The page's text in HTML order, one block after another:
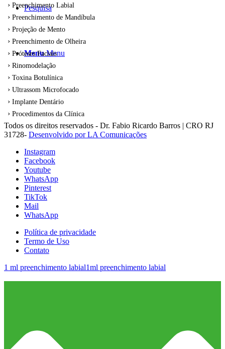
Pesquisa
Menu Menu
Preenchimento Labial
Preenchimento de Mandíbula
Projeção de Mento
Preenchimento de Olheira
Próteses Faciais
Rinomodelação
Toxina Botulínica
Ultrassom Microfocado
Implante Dentário
Procedimentos da Clínica
Todos os direitos reservados - Dr. Fabio Ricardo Barros | CRO RJ
31728- Desenvolvido por LA Comunicações
Instagram
Facebook
Youtube
WhatsApp
Pinterest
TikTok
Mail
WhatsApp
Política de privacidade
Termo de Uso
Contato
1 ml preenchimento labial1ml preenchimento labial